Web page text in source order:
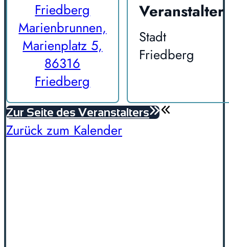
Friedberg
Marienbrunnen,
Marienplatz 5,
86316
Friedberg
Veranstalter
Stadt
Friedberg
Zur Seite des Veranstalters
Zurück zum Kalender